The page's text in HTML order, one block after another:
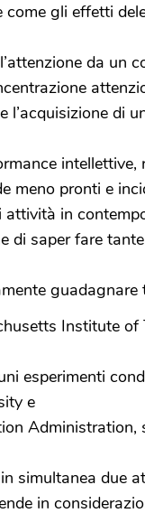
come gli effetti
da un
l’acquisizione di
intellettive,
meno pronti e
attività in
di saper fare
guadagnare
Institute of
esperimenti
e
Administration,
simultanea due
in